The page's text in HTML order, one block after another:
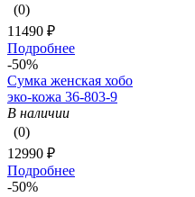
(0)
11490 ₽
Подробнее
-50%
Сумка женская хобо
эко-кожа 36-803-9
В наличии
(0)
12990 ₽
Подробнее
-50%